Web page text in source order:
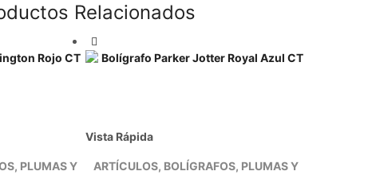
Relacionados
PLUMAS Y
Vista Rápida
ARTÍCULOS, BOLÍGRAFOS, PLUMAS Y